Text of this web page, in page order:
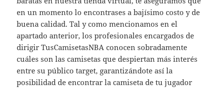
en un momento lo encontrases a bajísimo costo y de
buena calidad. Tal y como mencionamos en el
apartado anterior, los profesionales encargados de
dirigir TusCamisetasNBA conocen sobradamente
cuáles son las camisetas que despiertan más interés
entre su público target, garantizándote así la
posibilidad de encontrar la camiseta de tu jugador